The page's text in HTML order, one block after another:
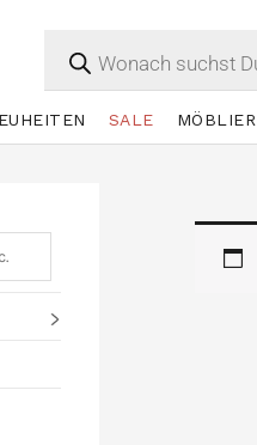
SALE